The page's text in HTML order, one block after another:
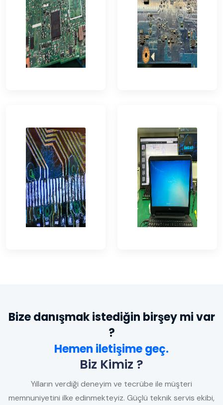
Bize danışmak istediğin birşey mi var
?
Hemen iletişime geç.
Biz Kimiz ?
Yılların verdiği deneyim ve tecrübe ile müşteri
memnuniyetini ilke edinmekteyiz. Güçlü teknik servis ekibi,